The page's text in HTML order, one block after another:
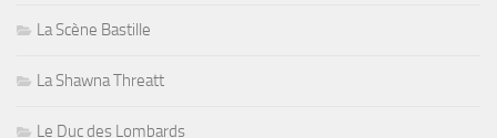
La Scène Bastille
La Shawna Threatt
Le Duc des Lombards